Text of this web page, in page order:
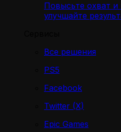
Повысьте охват и
улучшайте
Все решения
PS5
Facebook
Twitter (X)
Epic Games